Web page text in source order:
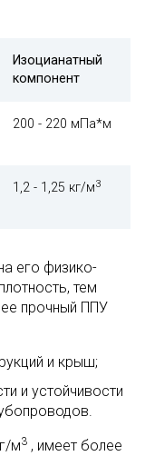
Изоцианатный
компонент
200 - 220 мПа*м
1,2 - 1,25 кг/м3
его физико-
тем
прочный ППУ
и крыш;
и устойчивости
м3 , имеет более